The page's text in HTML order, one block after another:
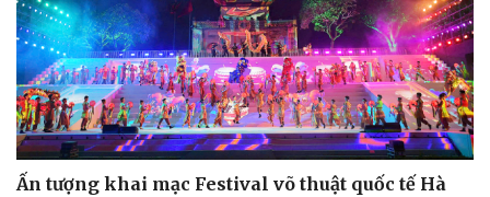
Ấn tượng khai mạc Festival võ thuật quốc tế Hà